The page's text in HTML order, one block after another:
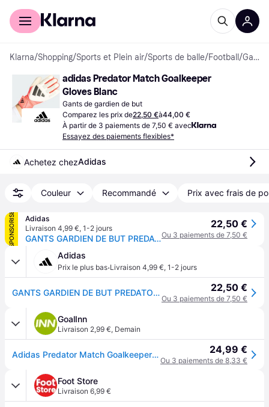
Acheter avec Klarna
Klarna/Shopping/Sports et Plein air/Sports de balle/Football / Gants de gardien de but
adidas Predator Match Goalkeeper
Gloves Blanc
Gants de gardien de but
Comparez les prix de22,50 €à44,00 €
À partir de 3 paiements de 7,50 € avec
Essayez des paiements flexibles*
Achetez chezAdidas
Couleur Recommandé Prix avec frais de
SPONSORISÉ
Adidas
Livraison 4,99 €, 1-2 jours
GANTS GARDIEN DE BUT PREDATOR MATCH
22,50 €
Ou 3 paiements de 7,50 €
Adidas
Prix le plus bas·Livraison 4,99 €, 1-2 jours
GANTS GARDIEN DE BUT PREDATOR MATCH 22,50 €
Ou 3 paiements de 7,50 €
GoalInn
Livraison 2,99 €, Demain
Adidas Predator Match Goalkeeper Gloves Blanc 10 24,99 €
Ou 3 paiements de 8,33 €
Foot Store
Livraison 6,99 €